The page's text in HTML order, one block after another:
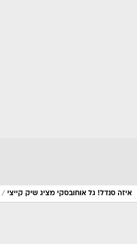
איזה סנדל! גל אוחובסקי מציג שיק קייצי /